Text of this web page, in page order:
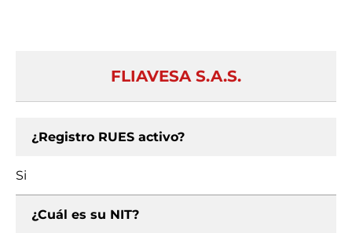
FLIAVESA S.A.S.
¿Registro RUES activo?
Si
¿Cuál es su NIT?